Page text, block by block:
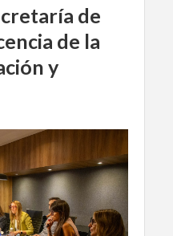
de
de la
y